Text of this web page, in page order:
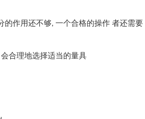
的作用还不够, 一个合格的操作 者还需要
会合理地选择适当的量具